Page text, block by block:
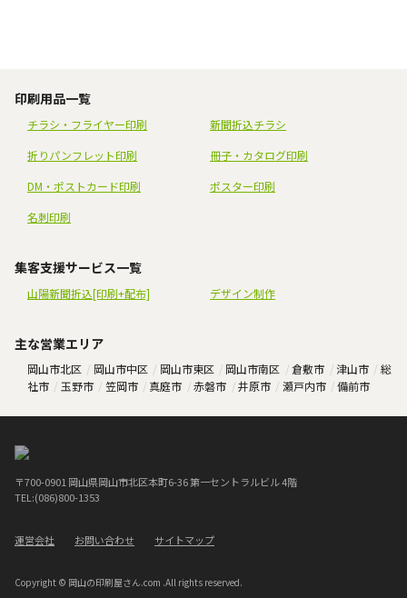
印刷用品一覧
チラシ・フライヤー印刷
新聞折込チラシ
折りパンフレット印刷
冊子・カタログ印刷
DM・ポストカード印刷
ポスター印刷
名刺印刷
集客支援サービス一覧
山陽新聞折込[印刷+配布] デザイン制作
主な営業エリア
岡山市北区 岡山市中区 岡山市東区 岡山市南区 倉敷市 津山市
総
社市
玉野市 笠岡市 真庭市 赤磐市 井原市 瀬戸内市 備前市
〒700-0901 岡山県岡山市北区本町6-36 第一セントラルビル 4階
TEL:(086)800-1353
運営会社 お問い合わせ サイトマップ
Copyright © 岡山の印刷屋さん.com .All rights reserved.